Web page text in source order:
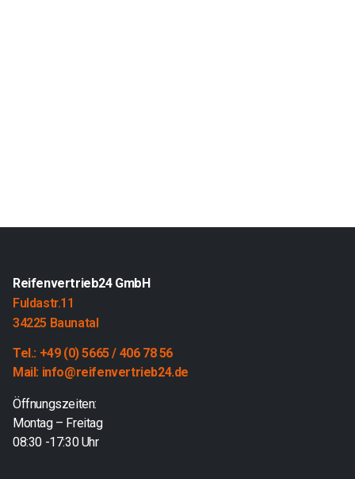
Reifenvertrieb24 GmbH
Fuldastr.11
34225 Baunatal
Tel.: +49 (0) 5665 / 406 78 56
Mail: info@reifenvertrieb24.de
Öffnungszeiten:
Montag – Freitag
08:30 -17:30 Uhr